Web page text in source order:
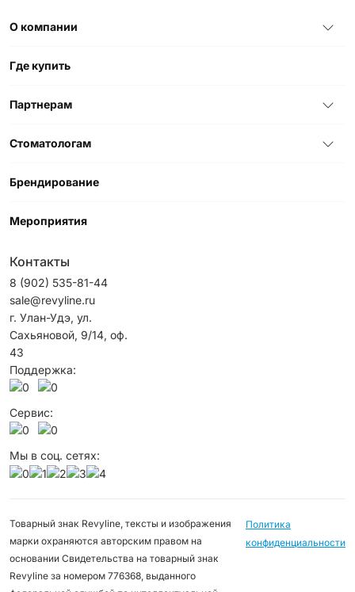
О компании
Где купить
Партнерам
Стоматологам
Брендирование
Мероприятия
Контакты
8 (902) 535-81-44
sale@revyline.ru
г. Улан-Удэ, ул.
Сахьяновой, 9/14, оф.
43
Поддержка:
Сервис:
Мы в соц. сетях:
Товарный знак Revyline, тексты и изображения
марки охраняются авторским правом на
основании Свидетельства на товарный знак
Revyline за номером 776368, выданного
Политика
конфиденциальности